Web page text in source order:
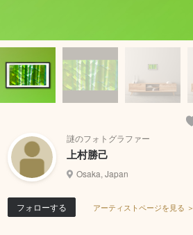
謎のフォトグラファー
上村勝己
Osaka, Japan
フォローする アーティストページを見る ＞